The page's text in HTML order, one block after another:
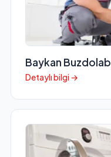
Baykan
Detaylı bilgi →